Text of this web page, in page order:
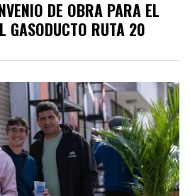
DE OBRA PARA EL
GASODUCTO RUTA 20